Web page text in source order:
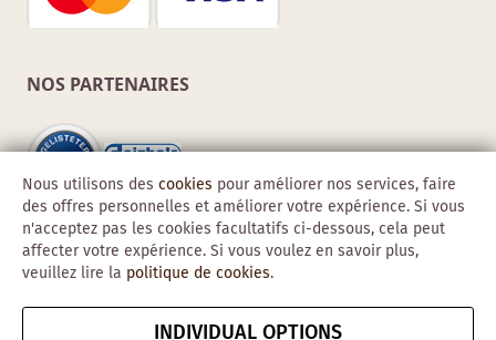
NOS PARTENAIRES
Copyright © 2026 Obadis GmbH
Nous utilisons des cookies pour améliorer nos services, faire
des offres personnelles et améliorer votre expérience. Si vous
n'acceptez pas les cookies facultatifs ci-dessous, cela peut
affecter votre expérience. Si vous voulez en savoir plus,
veuillez lire la politique de cookies.
INDIVIDUAL OPTIONS